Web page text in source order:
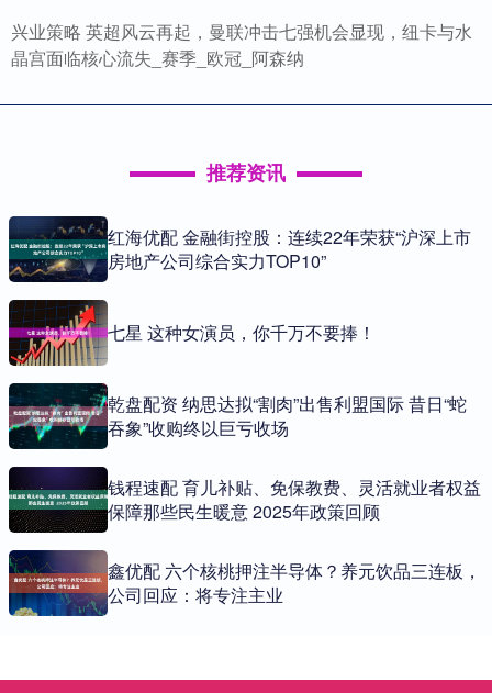
兴业策略 英超风云再起，曼联冲击七强机会显现，纽卡与水
晶宫面临核心流失_赛季_欧冠_阿森纳
推荐资讯
红海优配 金融街控股：连续22年荣获“沪深上市
房地产公司综合实力TOP10”
七星 这种女演员，你千万不要捧！
乾盘配资 纳思达拟“割肉”出售利盟国际 昔日“蛇
吞象”收购终以巨亏收场
钱程速配 育儿补贴、免保教费、灵活就业者权益
保障那些民生暖意 2025年政策回顾
鑫优配 六个核桃押注半导体？养元饮品三连板，
公司回应：将专注主业